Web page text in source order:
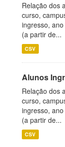
Relação dos
curso,
ingresso,
(a partir de...
CSV
Alunos
Relação dos
curso,
ingresso,
(a partir de...
CSV